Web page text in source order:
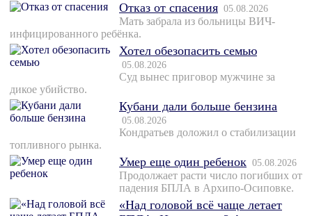
Отказ от спасения 05.08.2026
Мать забрала из больницы ВИЧ-
инфицированного ребёнка.
Хотел обезопасить семью
05.08.2026
Суд вынес приговор мужчине за
дикое убийство.
Кубани дали больше бензина
05.08.2026
Кондратьев доложил о стабилизации
топливного рынка.
Умер еще один ребенок 05.08.2026
Продолжает расти число погибших от
падения БПЛА в Архипо-Осиповке.
«Над головой всё чаще летает